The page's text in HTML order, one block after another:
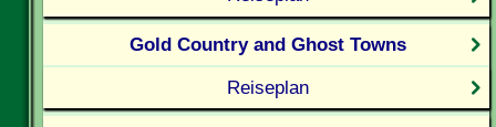
Gold Country and Ghost Towns
Reiseplan